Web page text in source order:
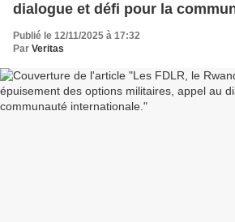
dialogue et défi pour la
internationale.
Publié le 12/11/2025 à 17:32
Par Veritas